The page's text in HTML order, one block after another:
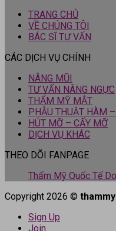
TRANG CHỦ
VỀ CHÚNG TÔI
BÁC SĨ TƯ VẤN
CÁC DỊCH VỤ CHÍNH
NÂNG MŨI
TƯ VẤN NÂNG NGỰC
THẨM MỸ MẮT
PHẪU THUẬT HÀM
HÚT MỠ – CẤY MỠ
DỊCH VỤ KHÁC
THEO DÕI FANPAGE
Thẩm Mỹ Quốc Tế
Copyright 2026 ©
Sign Up
Join